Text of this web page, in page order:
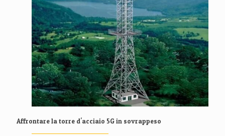
Affrontare la torre d'acciaio 5G in sovrappeso